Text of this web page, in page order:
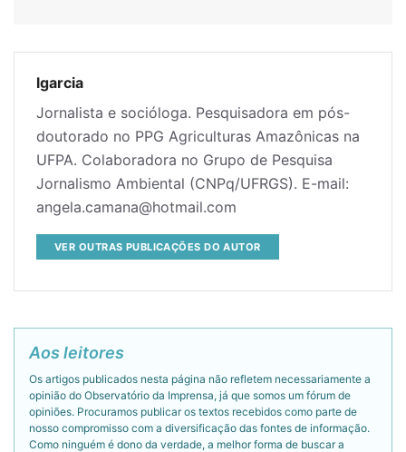
lgarcia
Jornalista e socióloga. Pesquisadora em pós-
doutorado no PPG Agriculturas Amazônicas na
UFPA. Colaboradora no Grupo de Pesquisa
Jornalismo Ambiental (CNPq/UFRGS). E-mail:
angela.camana@hotmail.com
VER OUTRAS PUBLICAÇÕES DO AUTOR
Aos leitores
Os artigos publicados nesta página não refletem necessariamente a
opinião do Observatório da Imprensa, já que somos um fórum de
opiniões. Procuramos publicar os textos recebidos como parte de
nosso compromisso com a diversificação das fontes de informação.
Como ninguém é dono da verdade, a melhor forma de buscar a